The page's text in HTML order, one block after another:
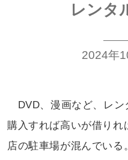
レン
2024年
DVD、漫画など、レン
購入すれば高いが借りれ
店の駐車場が混んでいる